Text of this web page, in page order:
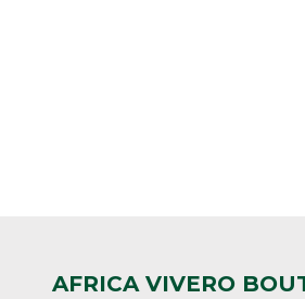
AFRICA VIVERO